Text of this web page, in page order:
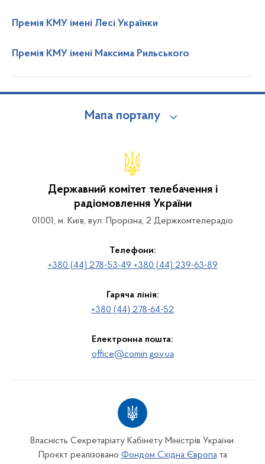
Премія КМУ імені Лесі Українки
Премія КМУ імені Максима Рильського
Мапа порталу
Державний комітет телебачення і
радіомовлення України
01001, м. Київ, вул. Прорізна, 2 Держкомтелерадіо
Телефони:
+380 (44) 278-53-49 +380 (44) 239-63-89
Гаряча лінія:
+380 (44) 278-64-52
Електронна пошта:
office@comin.gov.ua
Власність Секретаріату Кабінету Міністрів України.
Проєкт реалізовано Фондом Східна Європата